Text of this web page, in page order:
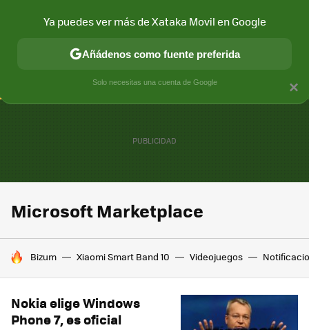
CONECTIVIDAD MÓVIL Y SOCIEDAD APLICACIONES
Microsoft Marketplace
HOY SE HABLA DE
Bizum Xiaomi Smart Band 10 Videojuegos
Nokia elige Windows
Phone 7, es oficial
×
Ya puedes ver más de Xataka Movil en Google
Añádenos como fuente preferida
Solo necesitas una cuenta de Google